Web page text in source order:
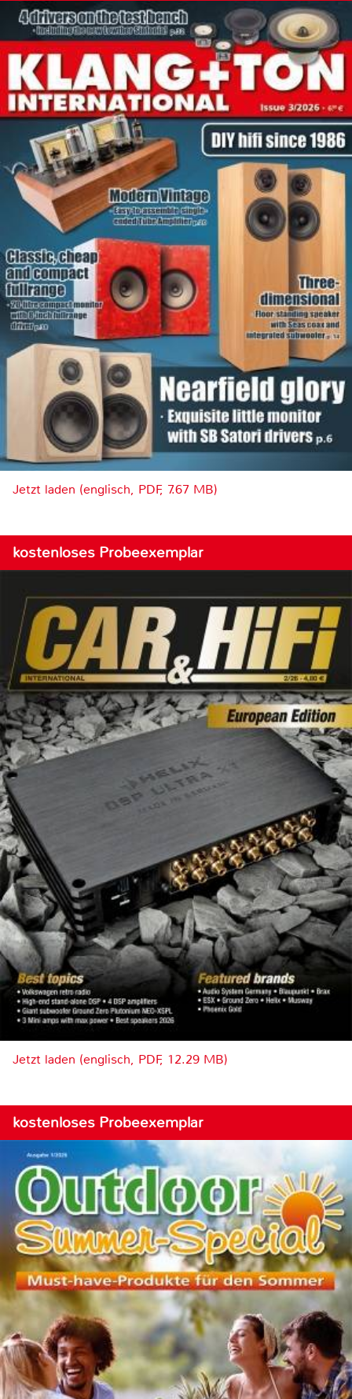
Jetzt laden (englisch, PDF, 7.67 MB)
kostenloses Probeexemplar
Jetzt laden (englisch, PDF, 12.29 MB)
kostenloses Probeexemplar